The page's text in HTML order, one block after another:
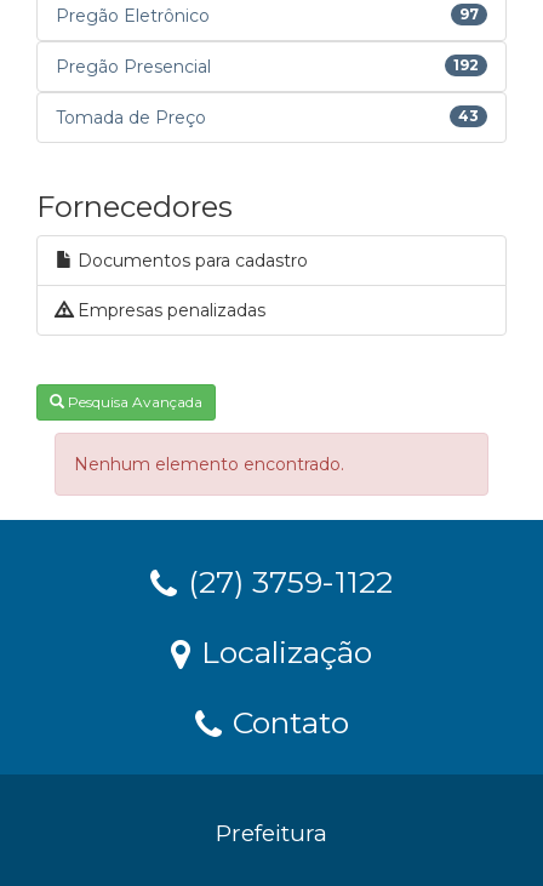
Pregão Eletrônico 97
Pregão Presencial 192
Tomada de Preço 43
Fornecedores
Documentos para cadastro
Empresas penalizadas
Pesquisa Avançada
Nenhum elemento encontrado.
(27) 3759-1122
Localização
Contato
Prefeitura